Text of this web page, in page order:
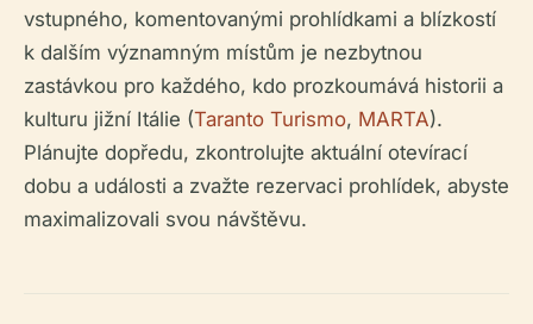
vstupného, komentovanými prohlídkami a blízkostí
k dalším významným místům je nezbytnou
zastávkou pro každého, kdo prozkoumává historii a
kulturu jižní Itálie (Taranto Turismo, MARTA).
Plánujte dopředu, zkontrolujte aktuální otevírací
dobu a události a zvažte rezervaci prohlídek, abyste
maximalizovali svou návštěvu.